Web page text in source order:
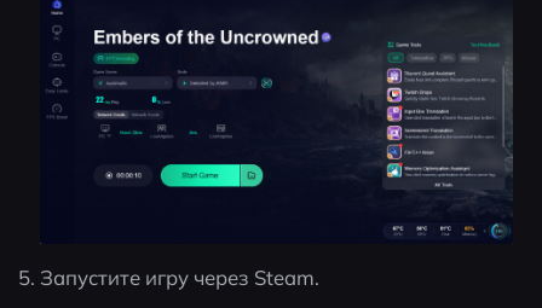
Запустите игру через Steam.